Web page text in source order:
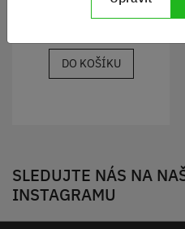
DO KOŠÍKU
SLEDUJTE NÁS NA
INSTAGRAMU